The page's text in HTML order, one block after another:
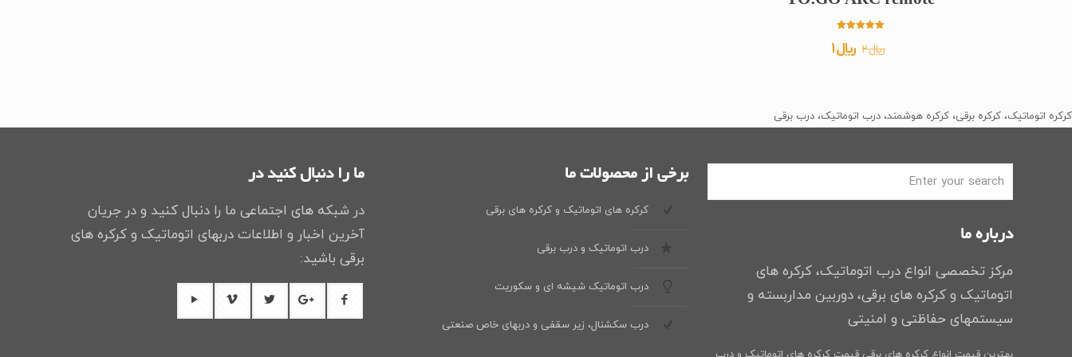
5.00
از 5 ﷼2 قیمت
بود.
﷼1قیمت
است.
کرکره اتوماتیک، کرکره برقی، کرکره هوشمند، درب اتوماتیک، درب برقی
درباره ما
مرکز تخصصی انواع درب اتوماتیک، کرکره های
اتوماتیک و کرکره های برقی، دوربین مداربسته و
سیستمهای حفاظتی و امنیتی
برخی از محصولات ما
کرکره های اتوماتیک و کرکره های برقی
درب اتوماتیک و درب برقی
درب اتوماتیک شیشه ای و سکوریت
درب سکشنال، زیر سقفی و دربهای خاص صنعتی
ما را دنبال کنید در
در شبکه های اجتماعی ما را دنبال کنید و در جریان
آخرین اخبار و اطلاعات دربهای اتوماتیک و کرکره های
برقی باشید: